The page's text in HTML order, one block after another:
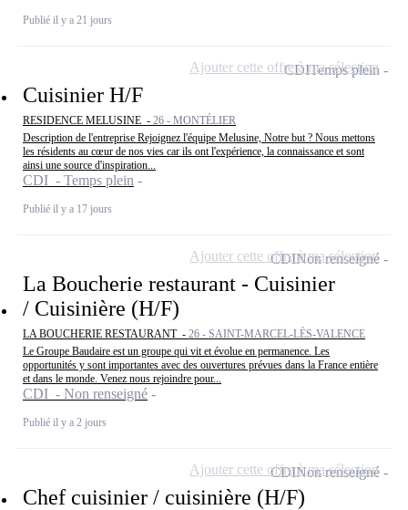
Publié il y a 21 jours
Cuisinier H/F
RESIDENCE MELUSINE - 26 - MONTÉLIER
Description de l'entreprise Rejoignez l'équipe Melusine, Notre but ? Nous mettons
les résidents au cœur de nos vies car ils ont l'expérience, la connaissance et sont
ainsi une source d'inspiration...
CDI - Temps plein
Publié il y a 17 jours
CDITemps plein
Ajouter cette offre à ma sélection
La Boucherie restaurant - Cuisinier
/ Cuisinière (H/F)
LA BOUCHERIE RESTAURANT - 26 - SAINT-MARCEL-LÈS-VALENCE
Le Groupe Baudaire est un groupe qui vit et évolue en permanence. Les
opportunités y sont importantes avec des ouvertures prévues dans la France entière
et dans le monde. Venez nous rejoindre pour...
CDI - Non renseigné
Publié il y a 2 jours
CDINon renseigné
Ajouter cette offre à ma sélection
Chef cuisinier / cuisinière (H/F)
CDINon renseigné
Ajouter cette offre à ma sélection